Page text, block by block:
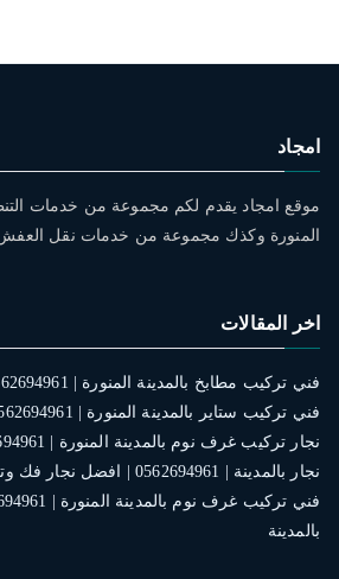
امجاد
موقع امجاد يقدم لكم مجموعة من خدمات
المنورة وكذك مجموعة من خدمات نقل العفش
اخر المقالات
فني تركيب مطابخ بالمدينة المنورة | 0562694961 | فك وتركيب المطابخ
فني تركيب ستاير بالمدينة المنورة | 0562694961 | افضل نجار
نجار تركيب غرف نوم بالمدينة المنورة | 0562694961 | افضل الخدمات
نجار بالمدينة | 0562694961 | افضل نجار فك وتركيب وصيانة
بالمدينة